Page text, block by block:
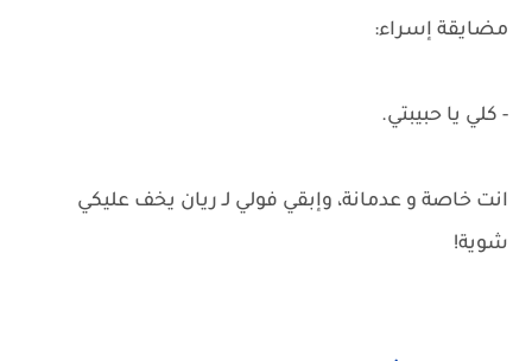
مضايقة إسراء:
- كلي يا حبيبتي.
انت خاصة و عدمانة، وإبقي فولي لـ ريان يخف عليكي
شوية!